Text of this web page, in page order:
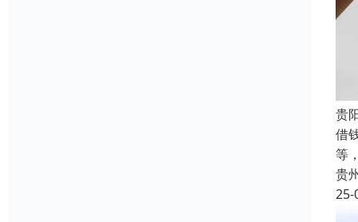
贵
借
等
贵
25-